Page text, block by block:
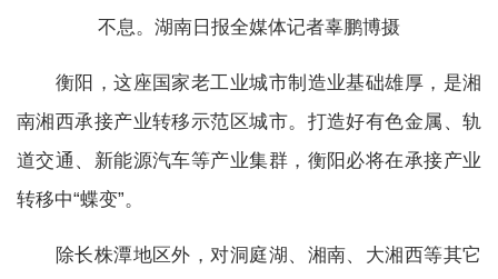
不息。湖南日报全媒体记者辜鹏博摄
衡阳，这座国家老工业城市制造业基础雄厚，是湘
南湘西承接产业转移示范区城市。打造好有色金属、轨
道交通、新能源汽车等产业集群，衡阳必将在承接产业
转移中“蝶变”。
除长株潭地区外，对洞庭湖、湘南、大湘西等其它